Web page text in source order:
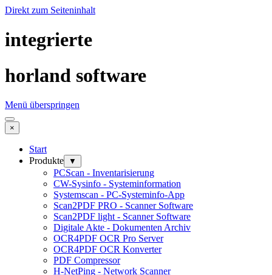
Direkt zum Seiteninhalt
integrierte
horland software
Menü überspringen
×
Start
Produkte
▼
PCScan - Inventarisierung
CW-Sysinfo - Systeminformation
Systemscan - PC-Systeminfo-App
Scan2PDF PRO - Scanner Software
Scan2PDF light - Scanner Software
Digitale Akte - Dokumenten Archiv
OCR4PDF OCR Pro Server
OCR4PDF OCR Konverter
PDF Compressor
H-NetPing - Network Scanner